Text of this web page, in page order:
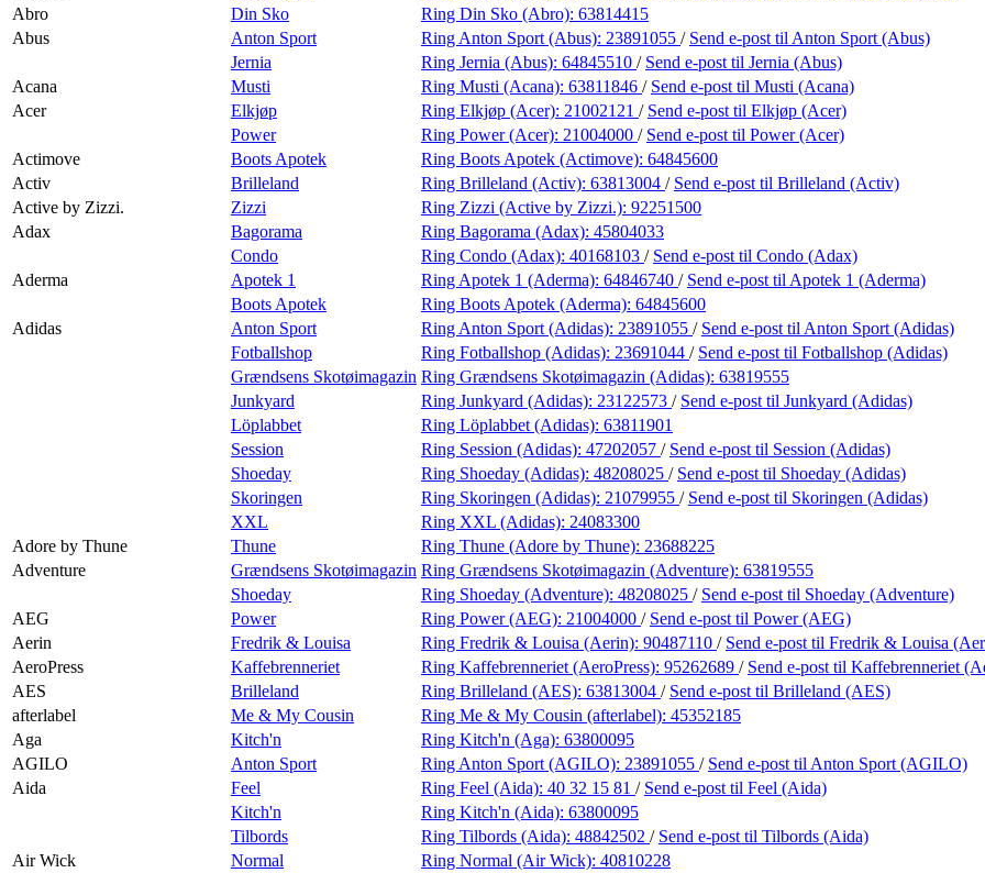
Abro
Din Sko Ring Din Sko (Abro): 63814415
Abus
Anton Sport Ring Anton Sport (Abus): 23891055 / Send e-post til Anton Sport (Abus)
Jernia
Ring Jernia (Abus): 64845510 / Send e-post til Jernia (Abus)
Acana
Musti Ring Musti (Acana): 63811846 / Send e-post til Musti (Acana)
Acer
Elkjøp Ring Elkjøp (Acer): 21002121 / Send e-post til Elkjøp (Acer)
Power
Ring Power (Acer): 21004000 / Send e-post til Power (Acer)
Actimove
Boots Apotek Ring Boots Apotek (Actimove): 64845600
Activ
Brilleland Ring Brilleland (Activ): 63813004 / Send e-post til Brilleland (Activ)
Active by Zizzi.
Zizzi Ring Zizzi (Active by Zizzi.): 92251500
Adax
Bagorama Ring Bagorama (Adax): 45804033
Condo
Ring Condo (Adax): 40168103 / Send e-post til Condo (Adax)
Aderma
Apotek 1 Ring Apotek 1 (Aderma): 64846740 / Send e-post til Apotek 1 (Aderma)
Boots Apotek
Ring Boots Apotek (Aderma): 64845600
Adidas
Anton Sport Ring Anton Sport (Adidas): 23891055 / Send e-post til Anton Sport (Adidas)
Fotballshop
Ring Fotballshop (Adidas): 23691044 / Send e-post til Fotballshop (Adidas)
Grændsens Skotøimagazin Ring Grændsens Skotøimagazin (Adidas): 63819555
Junkyard
Ring Junkyard (Adidas): 23122573 / Send e-post til Junkyard (Adidas)
Löplabbet
Ring Löplabbet (Adidas): 63811901
Session
Ring Session (Adidas): 47202057 / Send e-post til Session (Adidas)
Shoeday
Ring Shoeday (Adidas): 48208025 / Send e-post til Shoeday (Adidas)
Skoringen
Ring Skoringen (Adidas): 21079955 / Send e-post til Skoringen (Adidas)
XXL
Ring XXL (Adidas): 24083300
Adore by Thune
Thune Ring Thune (Adore by Thune): 23688225
Adventure
Grændsens Skotøimagazin Ring Grændsens Skotøimagazin (Adventure): 63819555
Shoeday
Ring Shoeday (Adventure): 48208025 / Send e-post til Shoeday (Adventure)
AEG
Power Ring Power (AEG): 21004000 / Send e-post til Power (AEG)
Aerin
Fredrik & Louisa Ring Fredrik & Louisa (Aerin): 90487110 / Send e-post til Fredrik & Louisa
AeroPress
Kaffebrenneriet Ring Kaffebrenneriet (AeroPress): 95262689 / Send e-post til Kaffebrenneriet
AES
Brilleland Ring Brilleland (AES): 63813004 / Send e-post til Brilleland (AES)
afterlabel
Me & My Cousin Ring Me & My Cousin (afterlabel): 45352185
Aga
Kitch'n Ring Kitch'n (Aga): 63800095
AGILO
Anton Sport Ring Anton Sport (AGILO): 23891055 / Send e-post til Anton Sport (AGILO)
Aida
Feel Ring Feel (Aida): 40 32 15 81 / Send e-post til Feel (Aida)
Kitch'n
Ring Kitch'n (Aida): 63800095
Tilbords
Ring Tilbords (Aida): 48842502 / Send e-post til Tilbords (Aida)
Air Wick
Normal Ring Normal (Air Wick): 40810228